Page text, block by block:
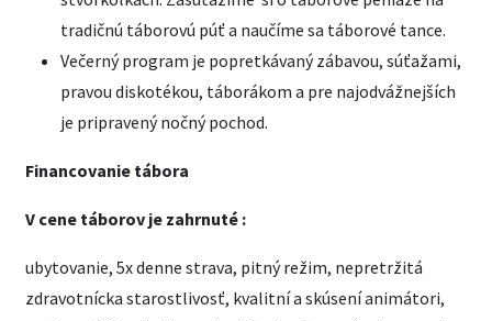
tradičnú táborovú púť a naučíme sa táborové tance.
Večerný program je popretkávaný zábavou, súťažami,
pravou diskotékou, táborákom a pre najodvážnejších
je pripravený nočný pochod.
Financovanie tábora
V cene táborov je zahrnuté :
ubytovanie, 5x denne strava, pitný režim, nepretržitá
zdravotnícka starostlivosť, kvalitní a skúsení animátori,